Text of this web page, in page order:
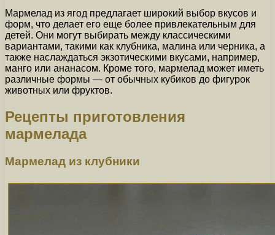
Мармелад из ягод предлагает широкий выбор вкусов и
форм, что делает его еще более привлекательным для
детей. Они могут выбирать между классическими
вариантами, такими как клубника, малина или черника, а
также наслаждаться экзотическими вкусами, например,
манго или ананасом. Кроме того, мармелад может иметь
различные формы — от обычных кубиков до фигурок
животных или фруктов.
Рецепты приготовления
мармелада
Мармелад из клубники